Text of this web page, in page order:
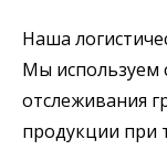
Наша
Мы используем
отслеживания
продукции при